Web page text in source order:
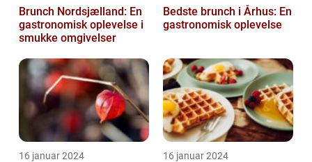
Brunch Nordsjælland: En
gastronomisk oplevelse i
smukke omgivelser
Bedste brunch i Århus: En
gastronomisk oplevelse
16 januar 2024 16 januar 2024